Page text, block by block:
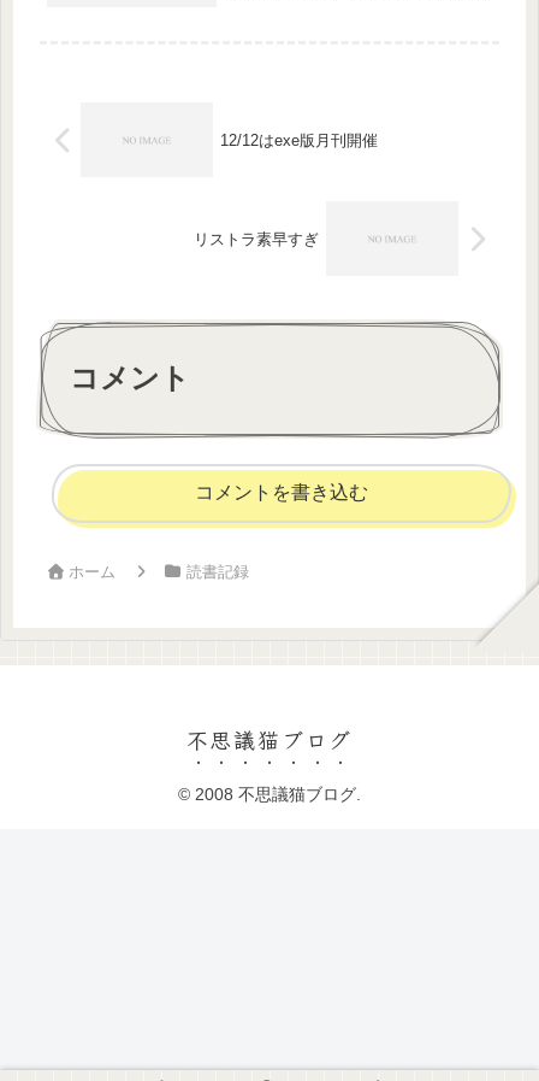
12/12はexe版月刊開催
リストラ素早すぎ
コメント
コメントを書き込む
ホーム 読書記録
不思議猫ブログ
© 2008 不思議猫ブログ.